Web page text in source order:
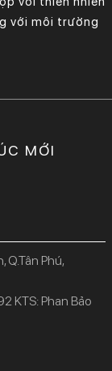
với môi trường
MỚI
Q.Tân Phú,
KTS: Phan Bảo